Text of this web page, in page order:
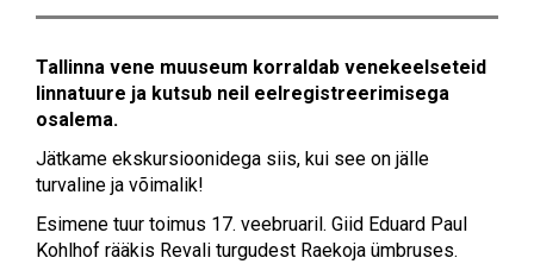
Tallinna vene muuseum korraldab venekeelseteid
linnatuure ja kutsub neil eelregistreerimisega
osalema.
Jätkame ekskursioonidega siis, kui see on jälle
turvaline ja võimalik!
Esimene tuur toimus 17. veebruaril. Giid Eduard Paul
Kohlhof rääkis Revali turgudest Raekoja ümbruses.